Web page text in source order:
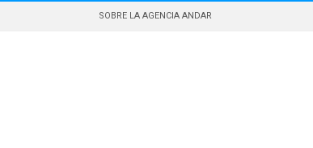
SOBRE LA AGENCIA ANDAR